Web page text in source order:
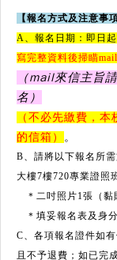
【報名方式及注意事項
A、報名日期：即日起
寫完整資料後掃瞄
（mail來信主旨
名）
（不必先繳費，
的信箱） 。
B、請將以下報名所
大樓7樓720專業證照
＊二吋照片1張（黏
＊填妥報名表及身分
C、各項報名證件如
且不予退費；如已完